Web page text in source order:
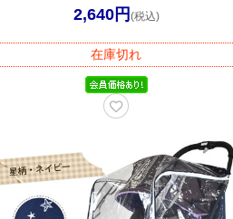
2,640円 (税込)
在庫切れ